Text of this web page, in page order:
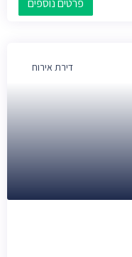
פרטים נוספים
דירת אירוח